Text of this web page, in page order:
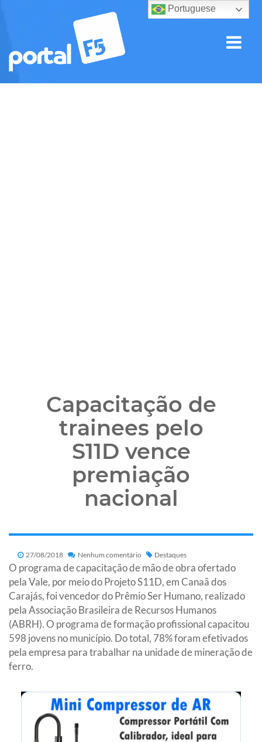
Capacitação de
trainees pelo
S11D vence
premiação
nacional
27/08/2018 Nenhum comentário Destaques
O programa de capacitação de mão de obra ofertado
pela Vale, por meio do Projeto S11D, em Canaã dos
Carajás, foi vencedor do Prêmio Ser Humano, realizado
pela Associação Brasileira de Recursos Humanos
(ABRH). O programa de formação profissional capacitou
598 jovens no município. Do total, 78% foram efetivados
pela empresa para trabalhar na unidade de mineração de
ferro.
Portuguese